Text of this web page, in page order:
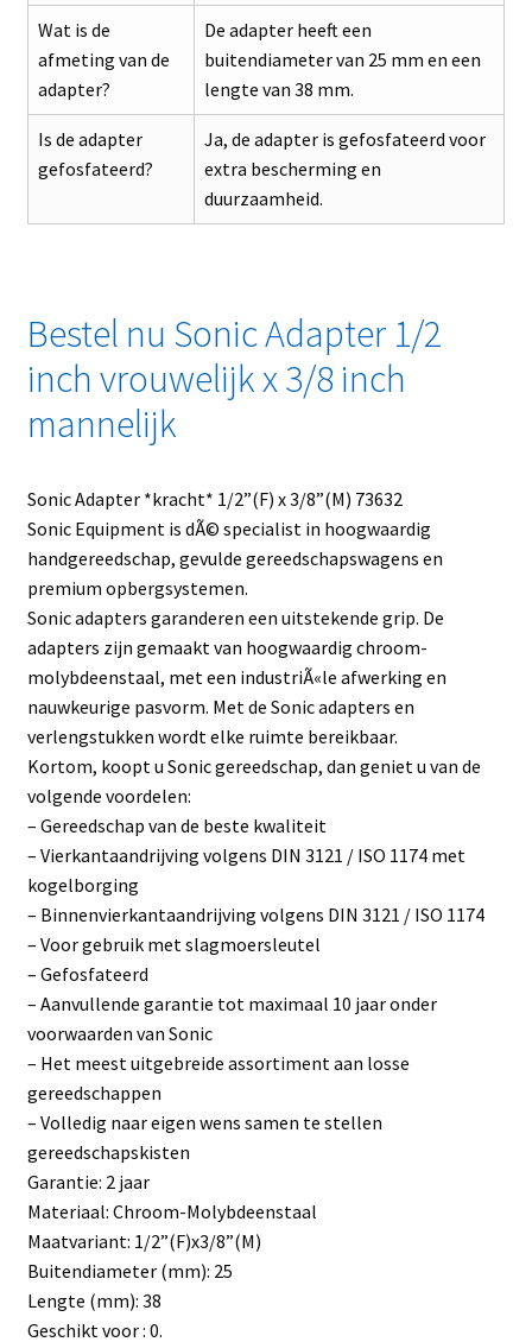
Wat is de
afmeting van de
adapter?
De adapter heeft een
buitendiameter van 25 mm en een
lengte van 38 mm.
Is de adapter
gefosfateerd?
Ja, de adapter is gefosfateerd voor
extra bescherming en
duurzaamheid.
Bestel nu Sonic Adapter 1/2
inch vrouwelijk x 3/8 inch
mannelijk
Sonic Adapter *kracht* 1/2”(F) x 3/8”(M) 73632
Sonic Equipment is dÃ© specialist in hoogwaardig
handgereedschap, gevulde gereedschapswagens en
premium opbergsystemen.
Sonic adapters garanderen een uitstekende grip. De
adapters zijn gemaakt van hoogwaardig chroom-
molybdeenstaal, met een industriÃ«le afwerking en
nauwkeurige pasvorm. Met de Sonic adapters en
verlengstukken wordt elke ruimte bereikbaar.
Kortom, koopt u Sonic gereedschap, dan geniet u van de
volgende voordelen:
– Gereedschap van de beste kwaliteit
– Vierkantaandrijving volgens DIN 3121 / ISO 1174 met
kogelborging
– Binnenvierkantaandrijving volgens DIN 3121 / ISO 1174
– Voor gebruik met slagmoersleutel
– Gefosfateerd
– Aanvullende garantie tot maximaal 10 jaar onder
voorwaarden van Sonic
– Het meest uitgebreide assortiment aan losse
gereedschappen
– Volledig naar eigen wens samen te stellen
gereedschapskisten
Garantie: 2 jaar
Materiaal: Chroom-Molybdeenstaal
Maatvariant: 1/2”(F)x3/8”(M)
Buitendiameter (mm): 25
Lengte (mm): 38
Geschikt voor : 0.